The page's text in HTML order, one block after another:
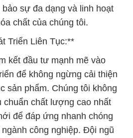
sự đa dạng và linh hoạt
chất của chúng tôi.
Triển Liên Tục:**
kết đầu tư mạnh mẽ vào
để không ngừng cải thiện
sản phẩm. Chúng tôi không
chuẩn chất lượng cao nhất
để đáp ứng nhanh chóng
công nghiệp. Đội ngũ